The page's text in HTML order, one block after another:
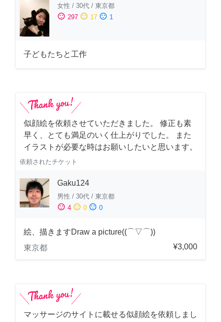
女性 / 30代 / 東京都
sentiment_satisfied 297 sentiment_neutral 17 sentiment_dissatisfied 1
子どもたちと工作
似顔絵を依頼させていただきました。 修正も素
早く、とても満足のいく仕上がりでした。 また
イラストが必要な時はお願いしたいと思います。
依頼されたチケット
Gaku124
男性 / 30代 / 東京都
sentiment_satisfied 4 sentiment_neutral 0 sentiment_dissatisfied 0
絵、描きますDraw a picture((⌒▽⌒))
東京都
¥3,000
マッサージのサイトに載せる似顔絵を依頼しまし